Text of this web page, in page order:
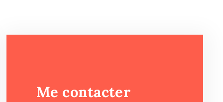
Me contacter